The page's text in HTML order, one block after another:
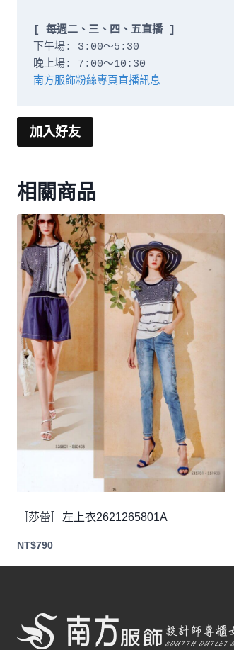
[ 每週二、三、四、五直播 ]
下午場: 3:00～5:30
南方服飾粉絲專頁直播訊息
加入好友
相關商品
〚莎蕾〛左上衣2621265801A
NT$790